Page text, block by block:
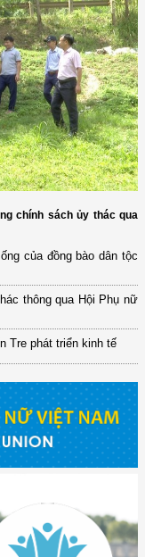
chính sách ủy thác qua
của đồng bào dân tộc
thông qua Hội Phụ nữ
Tre phát triển kinh tế